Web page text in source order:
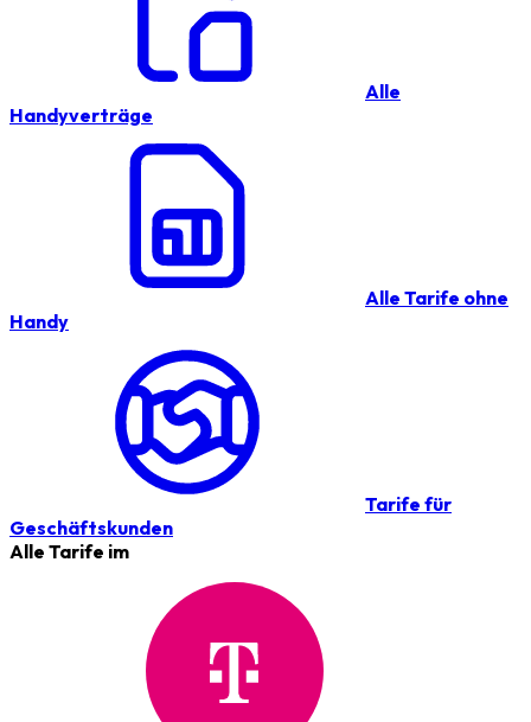
Alle
Handyverträge
Alle Tarife ohne
Handy
Tarife für
Geschäftskunden
Alle Tarife im